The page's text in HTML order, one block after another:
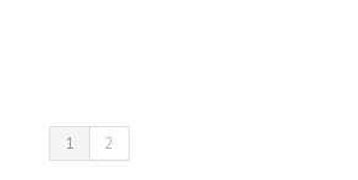
1 2